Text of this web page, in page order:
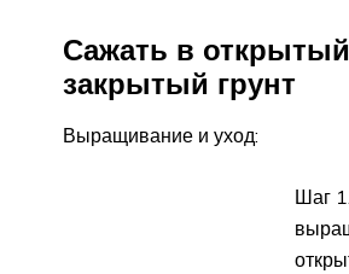
Сажать в
закрытый грунт
Выращивание и уход:
Шаг